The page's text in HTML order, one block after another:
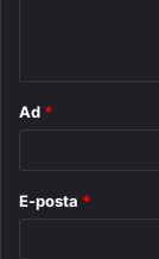
Ad *
E-posta *